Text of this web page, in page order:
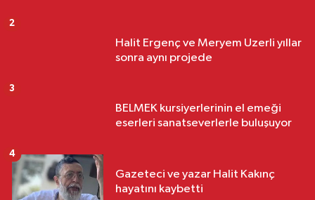
Halit Ergenç ve Meryem Uzerli yıllar
sonra aynı projede
2
BELMEK kursiyerlerinin el emeği
eserleri sanatseverlerle buluşuyor
3
Gazeteci ve yazar Halit Kakınç
hayatını kaybetti
4